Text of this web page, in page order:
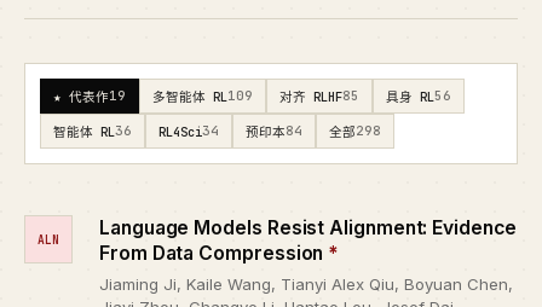
★ 代表作19 多智能体 RL 109 对齐 RLHF85 具身 RL 56
智能体 RL 36 RL4Sci34 预印本84 全部298
ALN
Language Models Resist Alignment: Evidence
From Data Compression *
Jiaming Ji, Kaile Wang, Tianyi Alex Qiu, Boyuan Chen,